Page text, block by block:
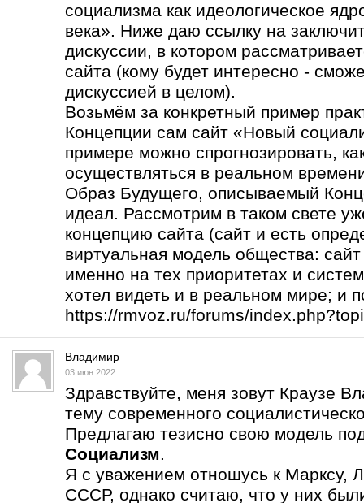
социализма как идеологическое
века». Ниже даю ссылку на
дискуссии, в котором
сайта (кому будет интересно -
дискуссией в целом).
Возьмём за конкретный пример
Концепции сам сайт «Новый
примере можно спрогнозировать,
осуществляться в реальном
Образ Будущего, описываемый
идеал. Рассмотрим в таком свете
концепцию сайта (сайт и есть
виртуальная модель общества:
именно на тех приоритетах и
хотел видеть и в реальном мире; и
https://rmvoz.ru/forums/
Владимир
03 июн 2022
Здравствуйте, меня зовут Краузе
тему современного
Предлагаю тезисно свою модель
Социализм.
Я с уважением отношусь к Марксу,
СССР, однако считаю, что у них